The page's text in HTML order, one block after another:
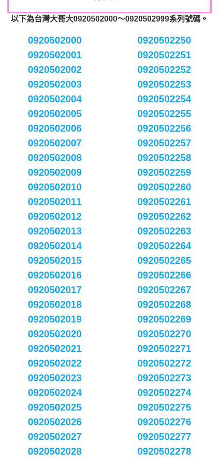
以下為台灣大哥大0920502000～0920502999系列號碼。
0920502000
0920502001
0920502002
0920502003
0920502004
0920502005
0920502006
0920502007
0920502008
0920502009
0920502010
0920502011
0920502012
0920502013
0920502014
0920502015
0920502016
0920502017
0920502018
0920502019
0920502020
0920502021
0920502022
0920502023
0920502024
0920502025
0920502026
0920502027
0920502028
0920502250
0920502251
0920502252
0920502253
0920502254
0920502255
0920502256
0920502257
0920502258
0920502259
0920502260
0920502261
0920502262
0920502263
0920502264
0920502265
0920502266
0920502267
0920502268
0920502269
0920502270
0920502271
0920502272
0920502273
0920502274
0920502275
0920502276
0920502277
0920502278